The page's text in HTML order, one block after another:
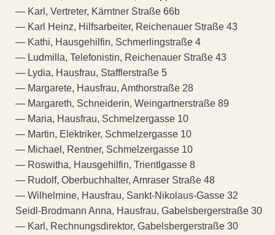
— Karl, Vertreter, Kärntner Straße 66b
— Karl Heinz, Hilfsarbeiter, Reichenauer Straße 43
— Kathi, Hausgehilfin, Schmerlingstraße 4
— Ludmilla, Telefonistin, Reichenauer Straße 43
— Lydia, Hausfrau, Stafflerstraße 5
— Margarete, Hausfrau, Amthorstraße 28
— Margareth, Schneiderin, Weingartnerstraße 89
— Maria, Hausfrau, Schmelzergasse 10
— Martin, Elektriker, Schmelzergasse 10
— Michael, Rentner, Schmelzergasse 10
— Roswitha, Hausgehilfin, Trientlgasse 8
— Rudolf, Oberbuchhalter, Amraser Straße 48
— Wilhelmine, Hausfrau, Sankt-Nikolaus-Gasse 32
Seidl-Brodmann Anna, Hausfrau, Gabelsbergerstraße 30
— Karl, Rechnungsdirektor, Gabelsbergerstraße 30